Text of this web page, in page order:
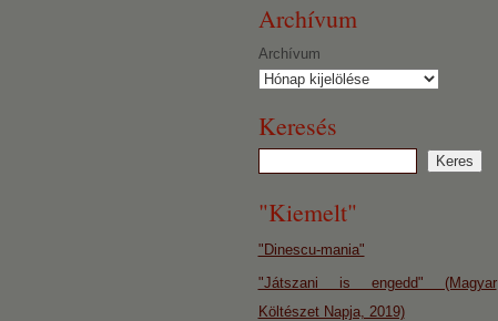
Archívum
Archívum
Keresés
"Kiemelt"
"Dinescu-mania"
"Játszani is engedd" (Magyar
Költészet Napja, 2019)